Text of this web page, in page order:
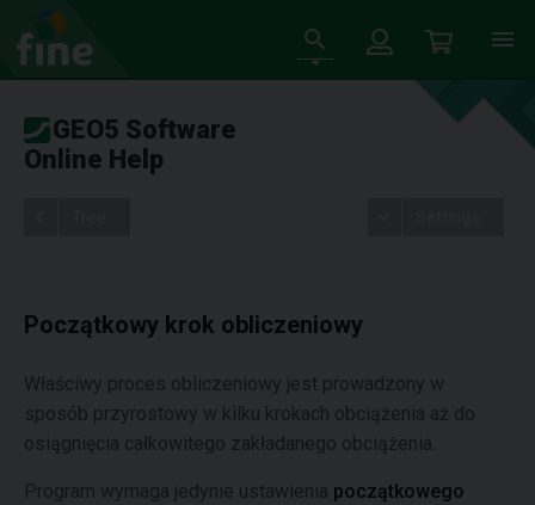
GEO5 Software
Online Help
Początkowy krok obliczeniowy
Właściwy proces obliczeniowy jest prowadzony w
sposób przyrostowy w kilku krokach obciążenia aż do
osiągnięcia całkowitego zakładanego obciążenia.
Program wymaga jedynie ustawienia początkowego